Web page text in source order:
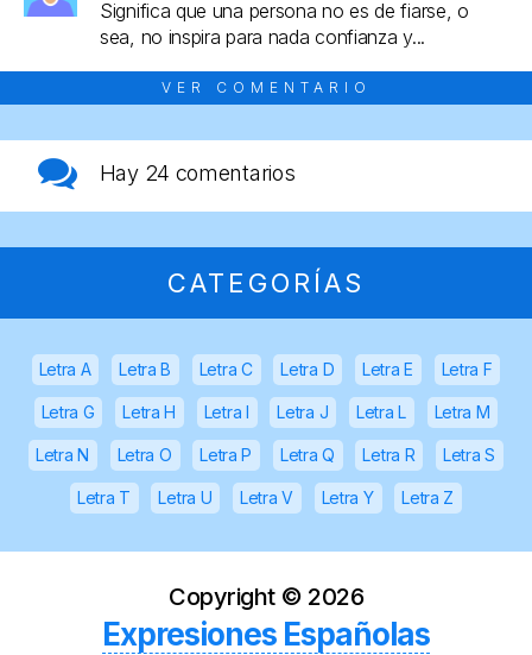
Significa que una persona no es de fiarse, o
sea, no inspira para nada confianza y...
VER COMENTARIO
Hay 24 comentarios
CATEGORÍAS
Letra A Letra B Letra C Letra D Letra E Letra F
Letra G Letra H Letra I Letra J Letra L Letra M
Letra N Letra O Letra P Letra Q Letra R Letra S
Letra T Letra U Letra V Letra Y Letra Z
Copyright © 2026
Expresiones Españolas